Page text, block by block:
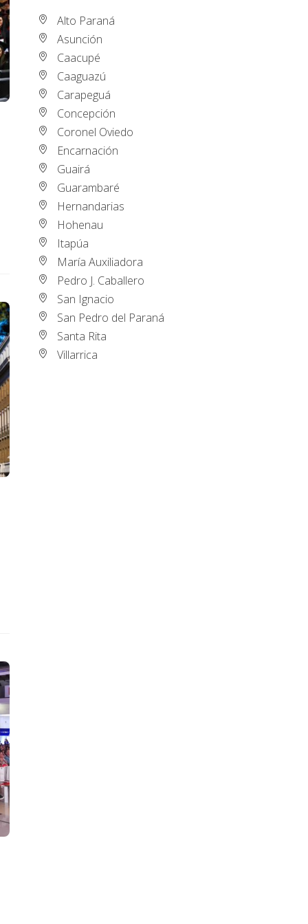
Alto Paraná
Asunción
Caacupé
Caaguazú
Carapeguá
Concepción
Coronel Oviedo
Encarnación
Guairá
Guarambaré
Hernandarias
Hohenau
Itapúa
María Auxiliadora
Pedro J. Caballero
San Ignacio
San Pedro del Paraná
Santa Rita
Villarrica